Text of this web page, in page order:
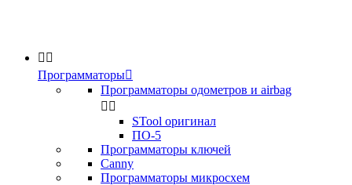
 
Программаторы
Программаторы одометров и airbag
 
STool оригинал
ПО-5
Программаторы ключей
Canny
Программаторы микросхем